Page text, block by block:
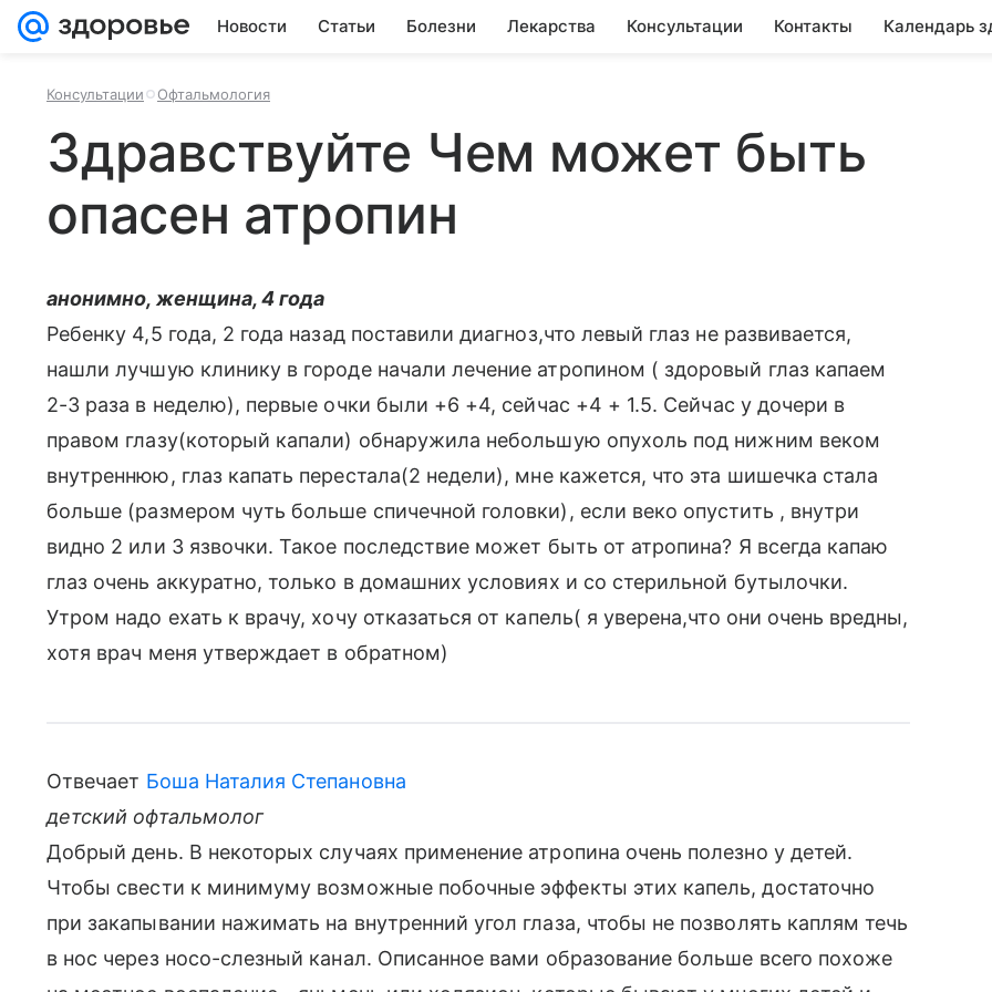
Новости Статьи Болезни Лекарства Консультации Контакты Календарь
Консультации Офтальмология
Здравствуйте Чем может быть
опасен атропин
анонимно, женщина, 4 года
Ребенку 4,5 года, 2 года назад поставили диагноз,что левый глаз не развивается,
нашли лучшую клинику в городе начали лечение атропином ( здоровый глаз капаем
2-3 раза в неделю), первые очки были +6 +4, сейчас +4 + 1.5. Сейчас у дочери в
правом глазу(который капали) обнаружила небольшую опухоль под нижним веком
внутреннюю, глаз капать перестала(2 недели), мне кажется, что эта шишечка стала
больше (размером чуть больше спичечной головки), если веко опустить , внутри
видно 2 или 3 язвочки. Такое последствие может быть от атропина? Я всегда капаю
глаз очень аккуратно, только в домашних условиях и со стерильной бутылочки.
Утром надо ехать к врачу, хочу отказаться от капель( я уверена,что они очень вредны,
хотя врач меня утверждает в обратном)
Отвечает Боша Наталия Степановна
детский офтальмолог
Добрый день. В некоторых случаях применение атропина очень полезно у детей.
Чтобы свести к минимуму возможные побочные эффекты этих капель, достаточно
при закапывании нажимать на внутренний угол глаза, чтобы не позволять каплям течь
в нос через носо-слезный канал. Описанное вами образование больше всего похоже